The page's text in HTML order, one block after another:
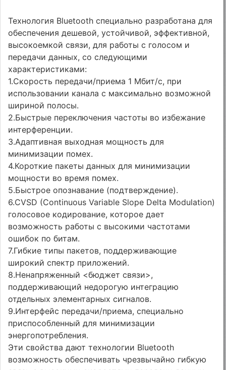
Технология Bluetooth специально разработана для
обеспечения дешевой, устойчивой, эффективной,
высокоемкой связи, для работы с голосом и
передачи данных, со следующими
характеристиками:
1.Скорость передачи/приема 1 Мбит/с, при
использовании канала с максимально возможной
шириной полосы.
2.Быстрые переключения частоты во избежание
интерференции.
3.Адаптивная выходная мощность для
минимизации помех.
4.Короткие пакеты данных для минимизации
мощности во время помех.
5.Быстрое опознавание (подтверждение).
6.CVSD (Continuous Variable Slope Delta Modulation)
голосовое кодирование, которое дает
возможность работы с высокими частотами
ошибок по битам.
7.Гибкие типы пакетов, поддерживающие
широкий спектр приложений.
8.Ненапряженный <бюджет связи>,
поддерживающий недорогую интеграцию
отдельных элементарных сигналов.
9.Интерфейс передачи/приема, специально
приспособленный для минимизации
энергопотребления.
Эти свойства дают технологии Bluetooth
возможность обеспечивать чрезвычайно гибкую